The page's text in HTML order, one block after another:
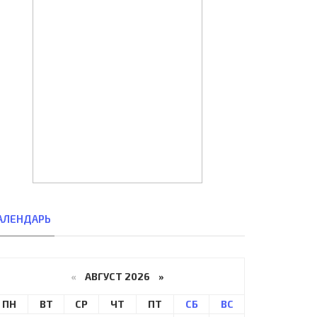
« АВГУСТ 2026 »
ПН ВТ СР ЧТ ПТ СБ ВС